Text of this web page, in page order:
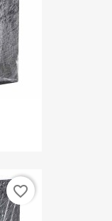
favorite_border